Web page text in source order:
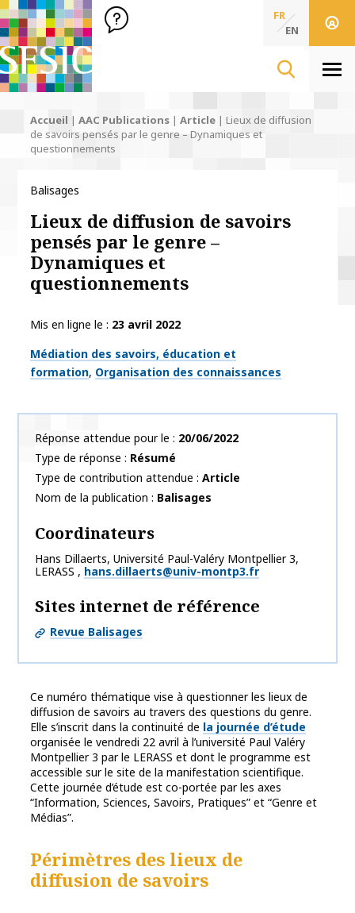
SFSIC Société Française des Sciences de l'Information & de
Société Française des Sciences
de l'Information
FR
EN
Accueil | AAC Publications | Article | Lieux de diffusion
de savoirs pensés par le genre – Dynamiques et
questionnements
Balisages
Lieux de diffusion de savoirs
pensés par le genre –
Dynamiques et
questionnements
Mis en ligne le
23 avril 2022
Thématiques
Médiation des savoirs, éducation et
formation Organisation des connaissances
Réponse attendue pour le
20/06/2022
Type de réponse
Résumé
Type de contribution attendue
Article
Nom de la publication
Balisages
Coordinateurs
Hans Dillaerts, Université Paul-Valéry Montpellier 3,
LERASS , hans.dillaerts@univ-montp3.fr
Sites internet de référence
Revue Balisages
Ce numéro thématique vise à questionner les lieux de
diffusion de savoirs au travers des questions du genre.
Elle s’inscrit dans la continuité de la journée d’étude
organisée le vendredi 22 avril à l’université Paul Valéry
Montpellier 3 par le LERASS et dont le programme est
accessible sur le site de la manifestation scientifique.
Cette journée d’étude est co-portée par les axes
“Information, Sciences, Savoirs, Pratiques” et “Genre et
Médias”.
Périmètres des lieux de
diffusion de savoirs